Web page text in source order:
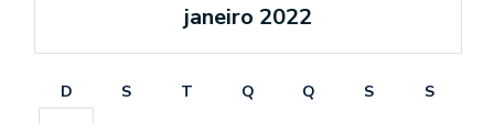
janeiro 2022
D S T Q Q S
S